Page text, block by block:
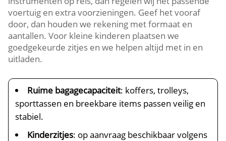
voertuig en extra voorzieningen. Geef het vooraf
door, dan houden we rekening met formaat en
aantallen. Voor kleine kinderen plaatsen we
goedgekeurde zitjes en we helpen altijd met in en
uitladen.
Ruime bagagecapaciteit: koffers, trolleys,
sporttassen en breekbare items passen veilig en
stabiel.
Kinderzitjes: op aanvraag beschikbaar volgens